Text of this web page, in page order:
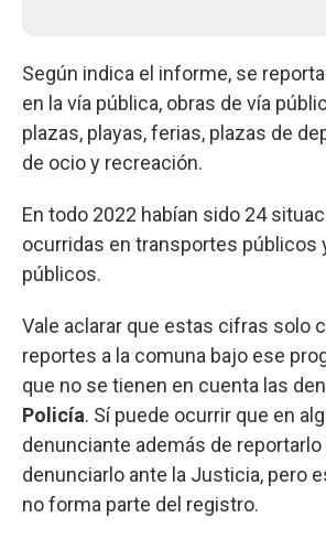
Según indica el informe, se
en la vía pública, obras de vía
plazas, playas, ferias, plazas de
de ocio y recreación.
En todo 2022 habían sido 24
ocurridas en transportes públicos
públicos.
Vale aclarar que estas cifras solo
reportes a la comuna bajo ese
que no se tienen en cuenta las
Policía. Sí puede ocurrir que en
denunciante además de
denunciarlo ante la Justicia, pero
no forma parte del registro.